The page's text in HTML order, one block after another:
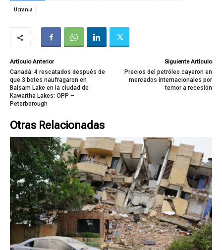
Ucrania
Artículo Anterior
Canadá: 4 rescatados después de
que 3 botes naufragaron en
Balsam Lake en la ciudad de
Kawartha Lakes: OPP –
Peterborough
Siguiente Artículo
Precios del petróleo cayeron en
mercados internacionales por
temor a recesión
Otras Relacionadas